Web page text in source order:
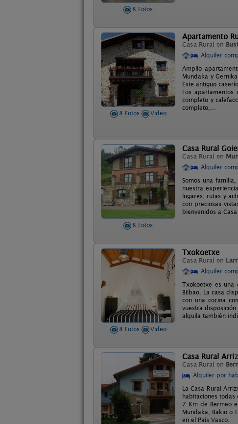
8 Fotos
8 Fotos Video
Apartamento
Casa Rural en
Alquiler
Amplio
Mundaka y
Este antiguo
Los
completo y
completo,...
8 Fotos
Casa Rural
Casa Rural en
Alquiler
Somos una
nuestra
lugares, rutas y
con preciosas
bienvenidos a Casa
8 Fotos Video
Txokoetxe
Casa Rural en
Alquiler
Txokoetxe es
Bilbao. La casa
con una cocina
vuestra
alquila también
Casa Rural
Casa Rural en
Alquiler por
La Casa Rural
habitaciones
7 Km de Bermeo
Mundaka, Bakio o
en el País Vasco.